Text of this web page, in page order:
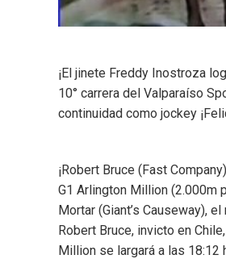
¡El jinete Freddy Inostroza
10° carrera del Valparaíso
continuidad como jockey
¡Robert Bruce (Fast
G1 Arlington Million (2.000m
Mortar (Giant’s Causeway),
Robert Bruce, invicto en
Million se largará a las 18:12